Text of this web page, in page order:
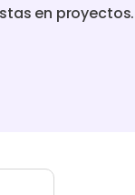
en proyectos.